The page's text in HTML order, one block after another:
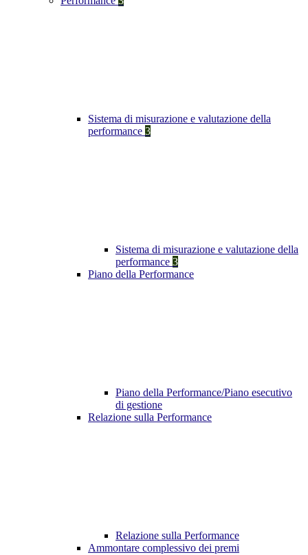
Sistema di misurazione e valutazione della
performance 3
Sistema di misurazione e valutazione della
performance 3
Piano della Performance
Piano della Performance/Piano esecutivo
di gestione
Relazione sulla Performance
Relazione sulla Performance
Ammontare complessivo dei premi